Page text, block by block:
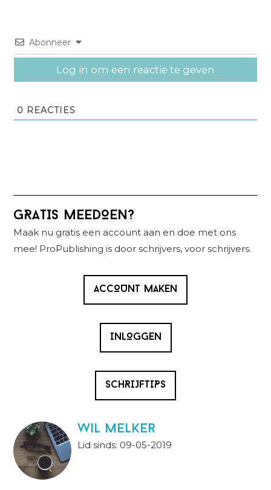
Abonneer
Log in om een reactie te geven
0 REACTIES
Primaire
Sidebar
GRATIS MEEDOEN?
Maak nu gratis een account aan en doe met ons
mee! ProPublishing is door schrijvers, voor schrijvers.
ACCOUNT MAKEN
INLOGGEN
SCHRIJFTIPS
wil melker
Lid sinds: 09-05-2019